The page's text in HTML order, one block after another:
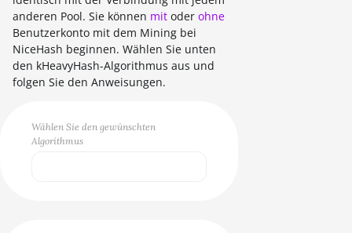
anderen Pool. Sie können mit oder ohne
Benutzerkonto mit dem Mining bei
NiceHash beginnen. Wählen Sie unten
den kHeavyHash-Algorithmus aus und
folgen Sie den Anweisungen.
Wählen Sie den gewünschten
Algorithmus